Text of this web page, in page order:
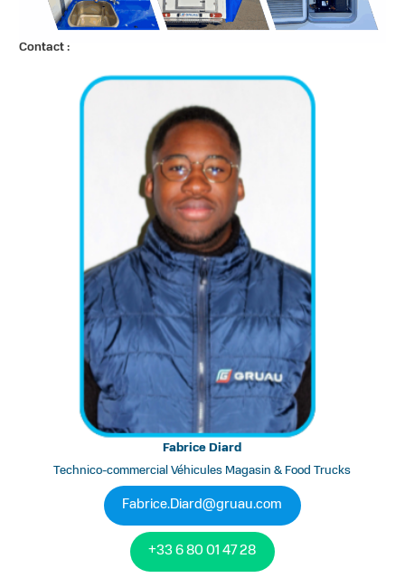
Contact :
Fabrice Diard
Technico-commercial Véhicules Magasin & Food Trucks
Fabrice.Diard@gruau.com
+33 6 80 01 47 28